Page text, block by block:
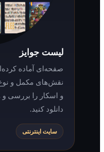
لیست جوایز
صفحه‌ای آماده کرده‌ایم که
نقش‌های مکمل و نوع جایزه
و اسکار را بررسی و همان فیلم
سایت اینترنتی